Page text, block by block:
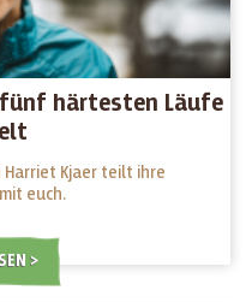
fünf härtesten Läufe
Kjaer teilt ihre
euch.